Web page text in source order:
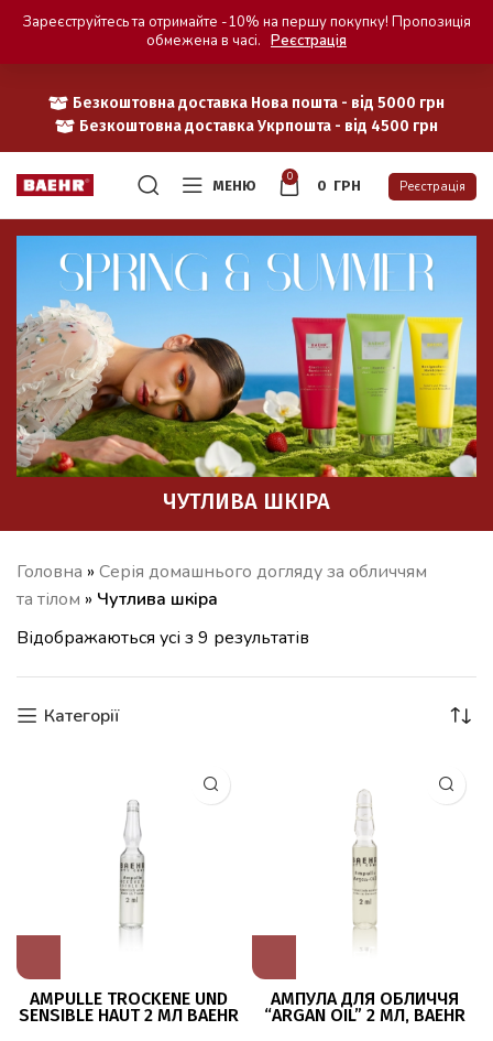
Безкоштовна доставка Нова пошта - від 5000 грн
Безкоштовна доставка Укрпошта - від 4500 грн
МЕНЮ
0
0 ГРН Реєстрація
ЧУТЛИВА ШКІРА
Головна » Серія домашнього догляду за обличчям
та тілом » Чутлива шкіра
Відображаються усі з 9 результатів
Категорії
AMPULLE TROCKENE UND
SENSIBLE HAUT 2 МЛ BAEHR
АМПУЛА ДЛЯ ОБЛИЧЧЯ
“ARGAN OIL” 2 МЛ, BAEHR
Зареєструйтесь та отримайте -10% на першу покупку! Пропозиція
обмежена в часі. Реєстрація